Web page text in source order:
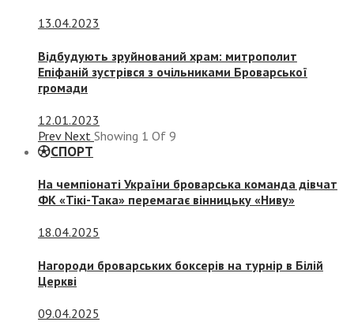
13.04.2023
Відбудують зруйнований храм: митрополит
Епіфаній зустрівся з очільниками Броварської
громади
12.01.2023
Prev Next Showing 1 Of 9
СПОРТ
На чемпіонаті України броварська команда дівчат
ФК «Тікі-Така» перемагає вінницьку «Ниву»
18.04.2025
Нагороди броварських боксерів на турнір в Білій
Церкві
09.04.2025